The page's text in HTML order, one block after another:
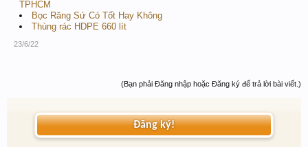
TPHCM
Bọc Răng Sứ Có Tốt Hay Không
Thùng rác HDPE 660 lít
23/6/22
(Bạn phải Đăng nhập hoặc Đăng ký để trả lời bài viết.)
Đăng ký!